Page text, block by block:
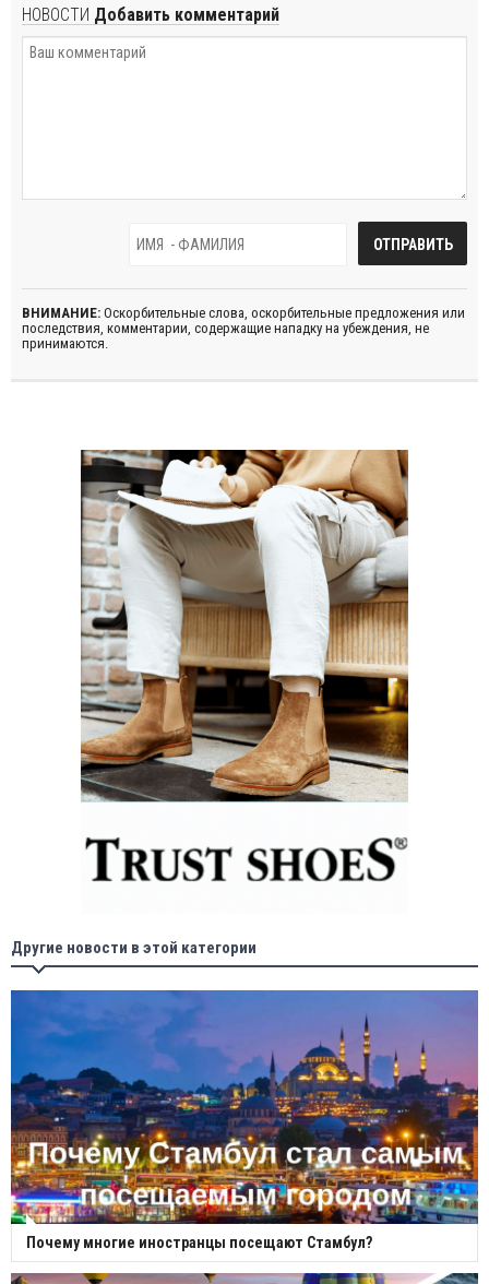
НОВОСТИ Добавить комментарий
ВНИМАНИЕ: Оскорбительные слова, оскорбительные предложения или
последствия, комментарии, содержащие нападку на убеждения, не
принимаются.
Другие новости в этой категории
Почему многие иностранцы посещают Стамбул?